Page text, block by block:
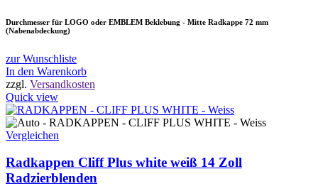
Durchmesser für LOGO oder EMBLEM Beklebung - Mitte Radkappe 72 mm
(Nabenabdeckung)
zur Wunschliste
In den Warenkorb
zzgl. Versandkosten
Quick view
Vergleichen
Radkappen Cliff Plus white weiß 14 Zoll
Radzierblenden